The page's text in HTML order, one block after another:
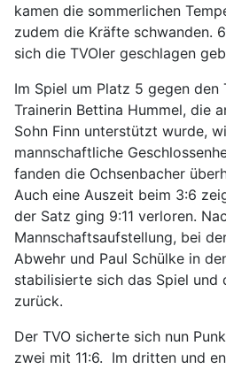
kamen die sommerlichen
zudem die Kräfte schwanden.
sich die TVOler geschlagen
Im Spiel um Platz 5 gegen
Trainerin Bettina Hummel, die
Sohn Finn unterstützt wurde,
mannschaftliche
fanden die Ochsenbacher
Auch eine Auszeit beim 3:6
der Satz ging 9:11 verloren.
Mannschaftsaufstellung, bei
Abwehr und Paul Schülke in
stabilisierte sich das Spiel
zurück.
Der TVO sicherte sich nun
zwei mit 11:6. Im dritten und